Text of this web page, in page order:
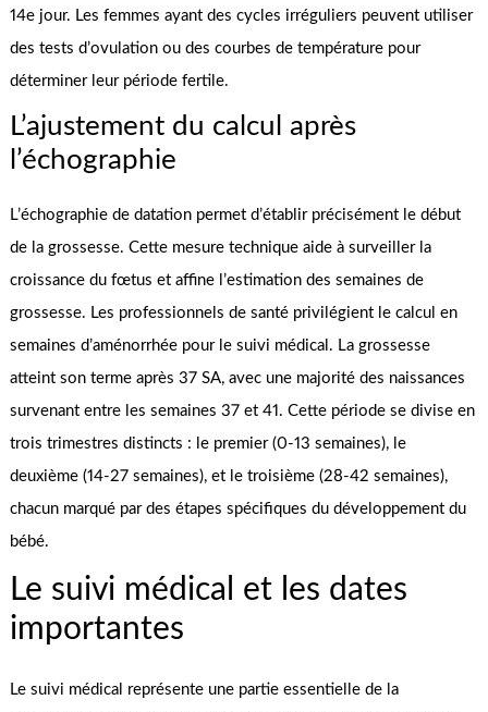
14e jour. Les femmes ayant des cycles irréguliers peuvent utiliser
des tests d’ovulation ou des courbes de température pour
déterminer leur période fertile.
L’ajustement du calcul après
l’échographie
L’échographie de datation permet d’établir précisément le début
de la grossesse. Cette mesure technique aide à surveiller la
croissance du fœtus et affine l’estimation des semaines de
grossesse. Les professionnels de santé privilégient le calcul en
semaines d’aménorrhée pour le suivi médical. La grossesse
atteint son terme après 37 SA, avec une majorité des naissances
survenant entre les semaines 37 et 41. Cette période se divise en
trois trimestres distincts : le premier (0-13 semaines), le
deuxième (14-27 semaines), et le troisième (28-42 semaines),
chacun marqué par des étapes spécifiques du développement du
bébé.
Le suivi médical et les dates
importantes
Le suivi médical représente une partie essentielle de la